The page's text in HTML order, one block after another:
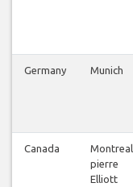
Germany Munich
Canada
Montreal
pierre
Elliott